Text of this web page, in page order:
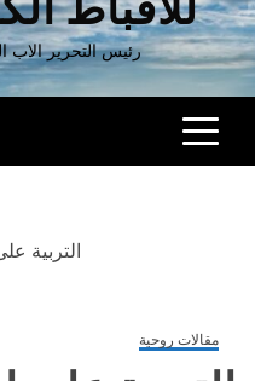
رئيس التحرير الاب
التربية
مقالات روحية